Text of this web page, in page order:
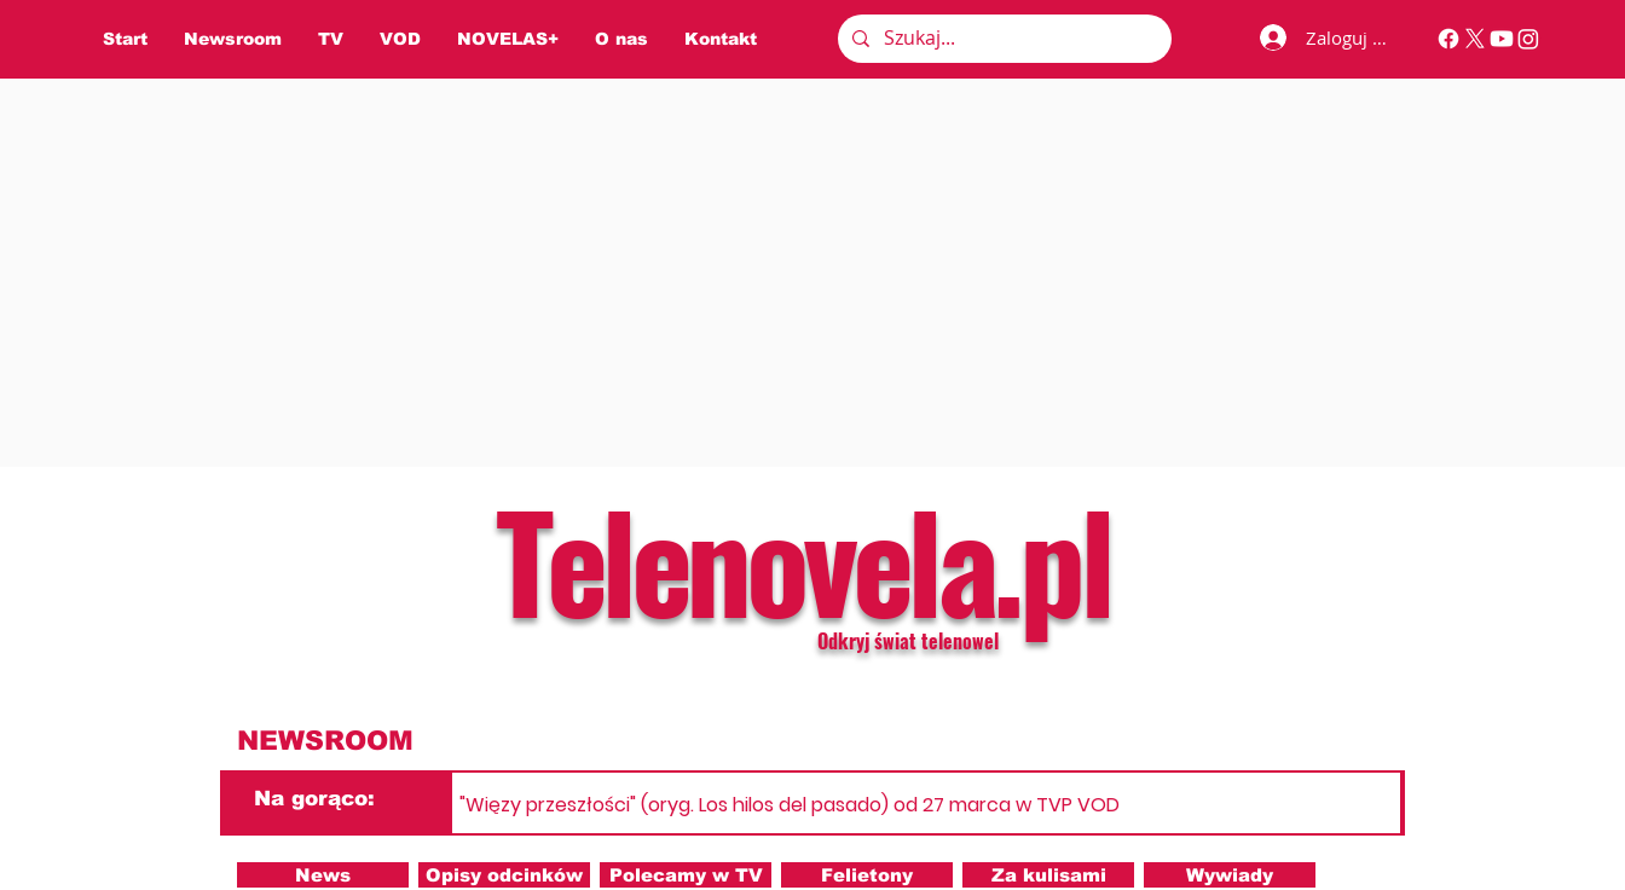
Start Newsroom TV VOD NOVELAS+ O nas Kontakt Zaloguj się
Telenovela.pl
Odkryj świat telenowel
NEWSROOM
Na gorąco: "Więzy przeszłości" (oryg. Los hilos del pasado) od 27 marca w TVP VOD
News Opisy odcinków Polecamy w TV Felietony Za kulisami Wywiady